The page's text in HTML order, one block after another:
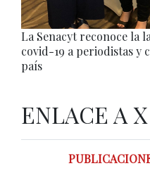
La Senacyt reconoce la
covid-19 a periodistas y
país
ENLACE A X